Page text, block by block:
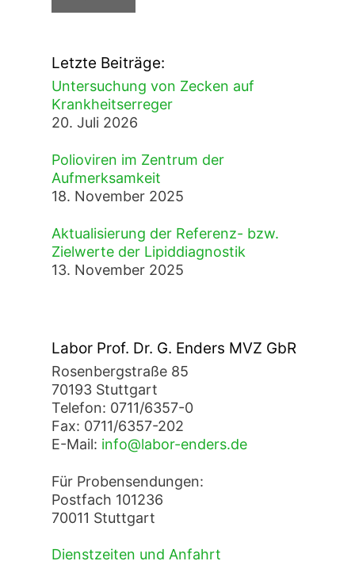
Letzte Beiträge:
Untersuchung von Zecken auf
Krankheitserreger
20. Juli 2026
Polioviren im Zentrum der
Aufmerksamkeit
18. November 2025
Aktualisierung der Referenz- bzw.
Zielwerte der Lipiddiagnostik
13. November 2025
Labor Prof. Dr. G. Enders MVZ GbR
Rosenbergstraße 85
70193 Stuttgart
Telefon: 0711/6357-0
Fax: 0711/6357-202
E-Mail: info@labor-enders.de
Für Probensendungen:
Postfach 101236
70011 Stuttgart
Dienstzeiten und Anfahrt